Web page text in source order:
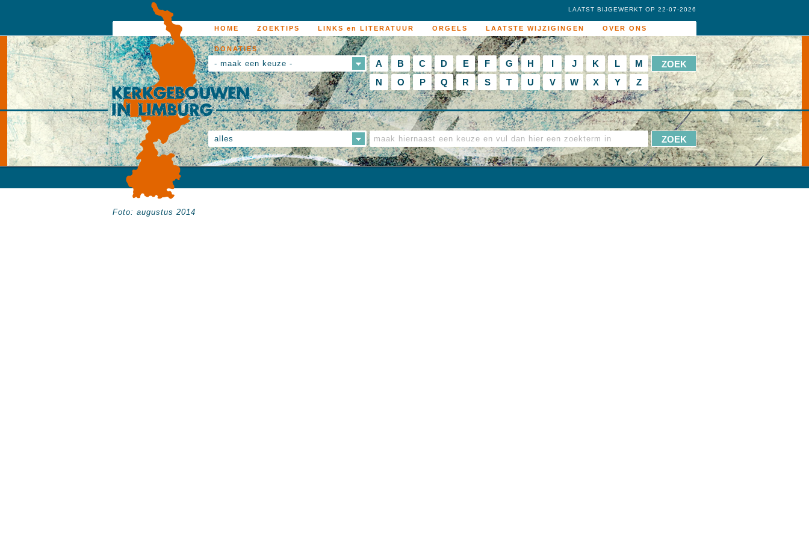
HOME ZOEKTIPS LINKS en LITERATUUR ORGELS LAATSTE WIJZIGINGEN OVER ONS
DONATIES
LAATST BIJGEWERKT OP 22-07-2026
- maak een keuze - A B C D E F G H I J K L
M
N
O P Q R S T U V W X Y Z
alles
Foto: augustus 2014